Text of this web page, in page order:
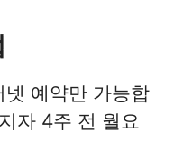
예약만 가능합
자 4주 전 월요